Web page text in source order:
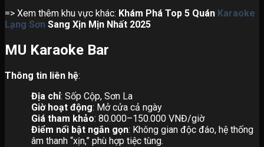
=> Xem thêm khu vực khác: Khám Phá Top 5 Quán Karaoke
Lạng Sơn Sang Xịn Mịn Nhất 2025
MU Karaoke Bar
Thông tin liên hệ:
Địa chỉ: Sốp Cộp, Sơn La
Giờ hoạt động: Mở cửa cả ngày
Giá tham khảo: 80.000–150.000 VNĐ/giờ
Điểm nổi bật ngắn gọn: Không gian độc đáo, hệ thống
âm thanh “xịn,” phù hợp tiệc tùng.